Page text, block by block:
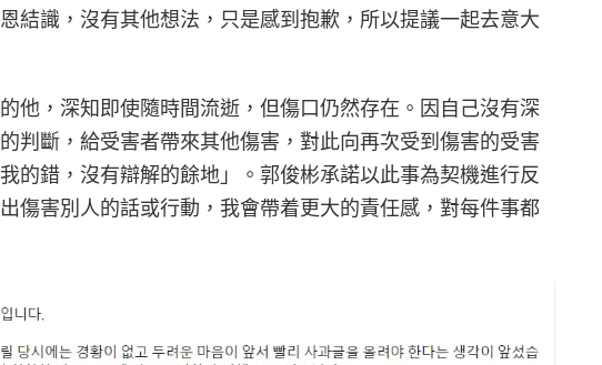
結識，沒有其他想法，只是感到抱歉，所以提議一起去意大
他，深知即使隨時間流逝，但傷口仍然存在。因自己沒有深
判斷，給受害者帶來其他傷害，對此向再次受到傷害的受害
的錯，沒有辯解的餘地」。郭俊彬承諾以此事為契機進行反
傷害別人的話或行動，我會帶着更大的責任感，對每件事都